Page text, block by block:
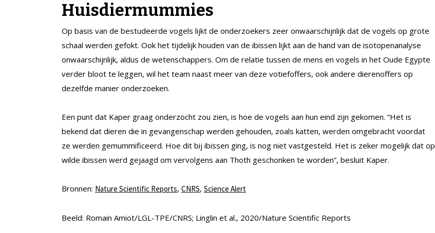
Huisdiermummies
Op basis van de bestudeerde vogels lijkt de onderzoekers zeer onwaarschijnlijk dat de vogels op grote
schaal werden gefokt. Ook het tijdelijk houden van de ibissen lijkt aan de hand van de isotopenanalyse
onwaarschijnlijk, aldus de wetenschappers. Om de relatie tussen de mens en vogels in het Oude Egypte
verder bloot te leggen, wil het team naast meer van deze votiefoffers, ook andere dierenoffers op
dezelfde manier onderzoeken.
Een punt dat Kaper graag onderzocht zou zien, is hoe de vogels aan hun eind zijn gekomen. “Het is
bekend dat dieren die in gevangenschap werden gehouden, zoals katten, werden omgebracht voordat
ze werden gemummificeerd. Hoe dit bij ibissen ging, is nog niet vastgesteld. Het is zeker mogelijk dat op
wilde ibissen werd gejaagd om vervolgens aan Thoth geschonken te worden”, besluit Kaper.
Bronnen: Nature Scientific Reports, CNRS, Science Alert
Beeld: Romain Amiot/LGL-TPE/CNRS; Linglin et al., 2020/Nature Scientific Reports